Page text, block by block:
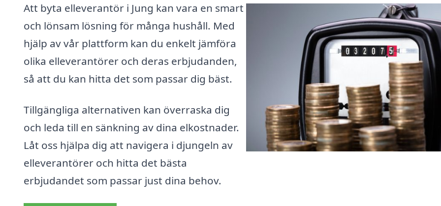
Att byta elleverantör i Jung kan vara en smart
och lönsam lösning för många hushåll. Med
hjälp av vår plattform kan du enkelt jämföra
olika elleverantörer och deras erbjudanden,
så att du kan hitta det som passar dig bäst.
Tillgängliga alternativen kan överraska dig
och leda till en sänkning av dina elkostnader.
Låt oss hjälpa dig att navigera i djungeln av
elleverantörer och hitta det bästa
erbjudandet som passar just dina behov.